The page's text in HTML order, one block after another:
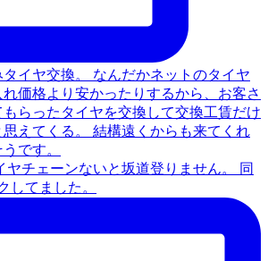
ヤチェーンないと坂道登りません。 同
してました。